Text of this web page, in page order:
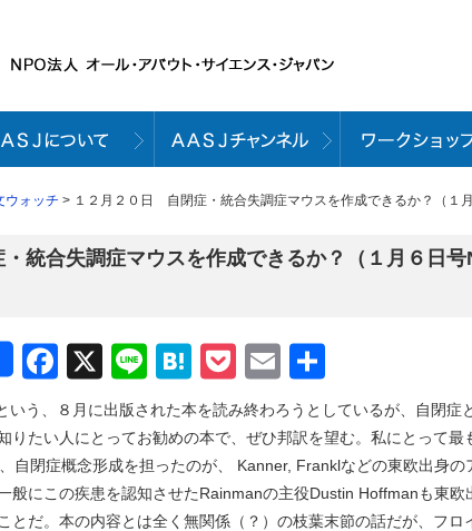
ウォッチ > １２月２０日 自閉症・統合失調症マウスを作成できるか？（１
統合失調症マウスを作成できるか？（１月６日
Facebook
X LineHatena
Pocket
Email
有
う、８月に出版された本を読み終わろうとしているが、自閉症
りたい人にとってお勧めの本で、ぜひ邦訳を望む。私にとって最
自閉症概念形成を担ったのが、 Kanner, Franklなどの東欧出身の
般にこの疾患を認知させたRainmanの主役Dustin Hoffmanも東欧
とだ。本の内容とは全く無関係（？）の枝葉末節の話だが、フロ